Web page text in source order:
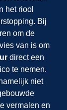
het riool
Bij
om de
van is om
direct een
te nemen.
niet
vermalen en